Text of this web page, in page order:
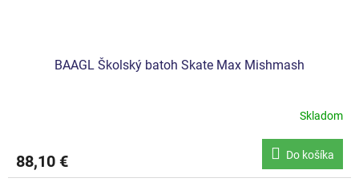
BAAGL Školský batoh Skate Max Mishmash
Skladom
88,10 € Do košíka